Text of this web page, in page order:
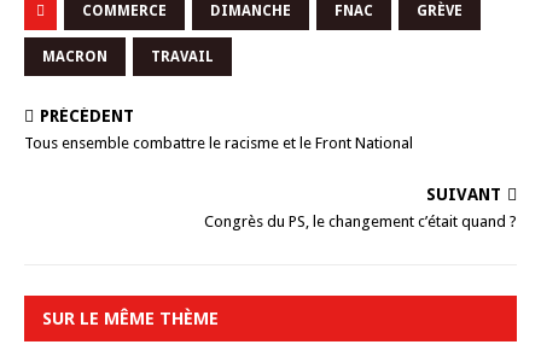
COMMERCE DIMANCHE FNAC GRÈVE
MACRON TRAVAIL
PRÉCÉDENT
Tous ensemble combattre le racisme et le Front National
SUIVANT
Congrès du PS, le changement c’était quand ?
SUR LE MÊME THÈME